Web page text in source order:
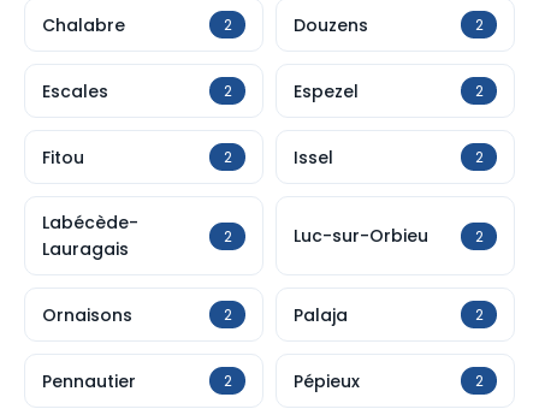
Chalabre 2 Douzens 2
Escales 2 Espezel 2
Fitou 2 Issel 2
Labécède-
Lauragais
2 Luc-sur-Orbieu 2
Ornaisons 2 Palaja 2
Pennautier 2 Pépieux 2